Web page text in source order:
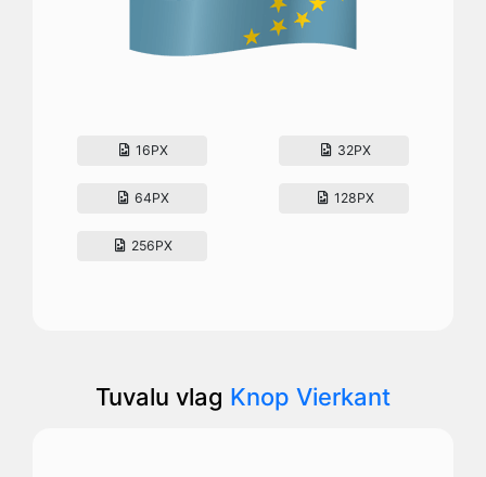
16PX 32PX
64PX 128PX
256PX
Tuvalu vlag Knop Vierkant